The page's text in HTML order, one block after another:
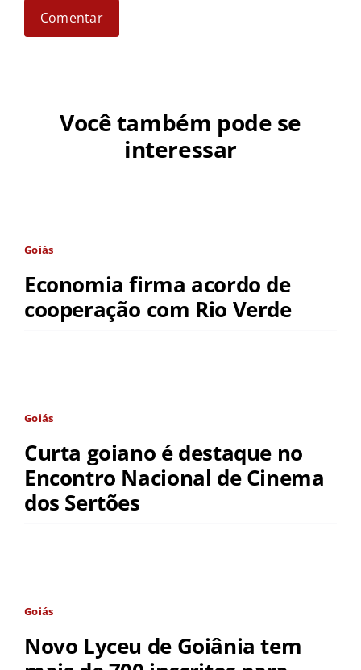
Você também pode se
interessar
Goiás
Economia firma acordo de
cooperação com Rio Verde
Goiás
Curta goiano é destaque no
Encontro Nacional de Cinema
dos Sertões
Goiás
Novo Lyceu de Goiânia tem